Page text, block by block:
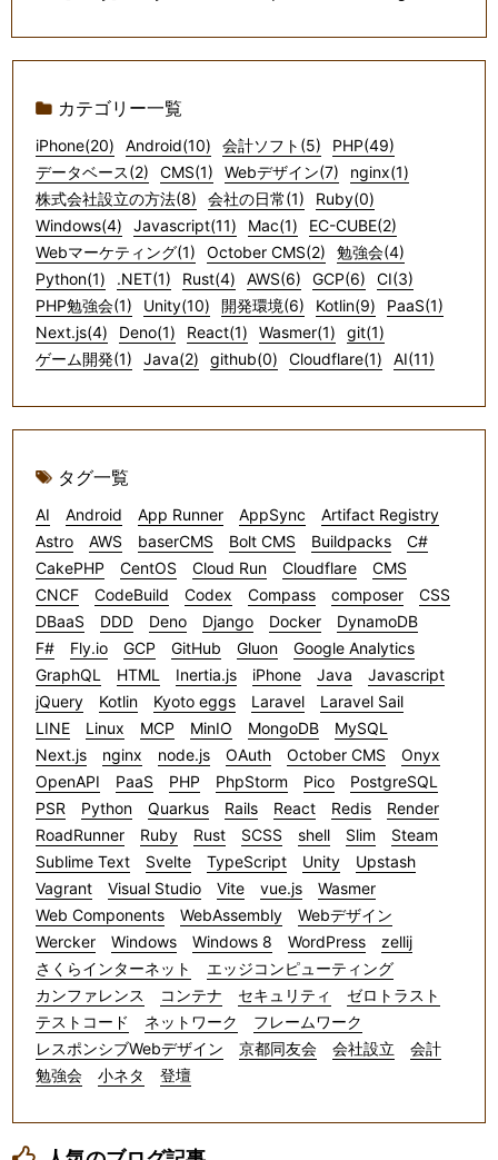
カテゴリー一覧
iPhone(20) Android(10) 会計ソフト(5)
PHP(49)
データベース(2)
CMS(1) Webデザイン(7)
nginx(1)
株式会社設立の方法(8)
会社の日常(1)
Ruby(0)
Windows(4)
Javascript(11) Mac(1)
EC-CUBE(2)
Webマーケティング(1)
October CMS(2)
勉強会(4)
Python(1)
.NET(1) Rust(4) AWS(6) GCP(6)
CI(3)
PHP勉強会(1)
Unity(10) 開発環境(6) Kotlin(9)
PaaS(1)
Next.js(4)
Deno(1) React(1) Wasmer(1)
git(1)
ゲーム開発(1)
Java(2) github(0) Cloudflare(1) AI(11)
タグ一覧
AI Android App Runner AppSync
Artifact Registry
Astro
AWS baserCMS Bolt CMS Buildpacks
C#
CakePHP
CentOS Cloud Run Cloudflare
CMS
CNCF
CodeBuild Codex Compass composer
CSS
DBaaS
DDD Deno Django Docker
DynamoDB
F#
Fly.io GCP GitHub Gluon
Google Analytics
GraphQL
HTML Inertia.js iPhone Java
Javascript
jQuery
Kotlin Kyoto eggs Laravel
Laravel Sail
LINE
Linux MCP MinIO MongoDB
MySQL
Next.js
nginx node.js OAuth October CMS
Onyx
OpenAPI
PaaS PHP PhpStorm Pico
PostgreSQL
PSR
Python Quarkus Rails React Redis
Render
RoadRunner
Ruby Rust SCSS shell Slim
Steam
Sublime Text
Svelte TypeScript Unity
Upstash
Vagrant
Visual Studio Vite vue.js
Wasmer
Web Components
WebAssembly
Webデザイン
Wercker
Windows Windows 8 WordPress
zellij
さくらインターネット
エッジコンピューティング
カンファレンス
コンテナ セキュリティ
ゼロトラスト
テストコード
ネットワーク
フレームワーク
レスポンシブWebデザイン
京都同友会 会社設立
会計
勉強会
小ネタ 登壇